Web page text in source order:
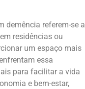
demência referem-se a
residências ou
um espaço mais
essa
para facilitar a vida
e bem-estar,